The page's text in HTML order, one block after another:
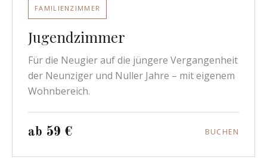
FAMILIENZIMMER
Jugendzimmer
Für die Neugier auf die jüngere Vergangenheit
der Neunziger und Nuller Jahre – mit eigenem
Wohnbereich.
ab 59 € BUCHEN